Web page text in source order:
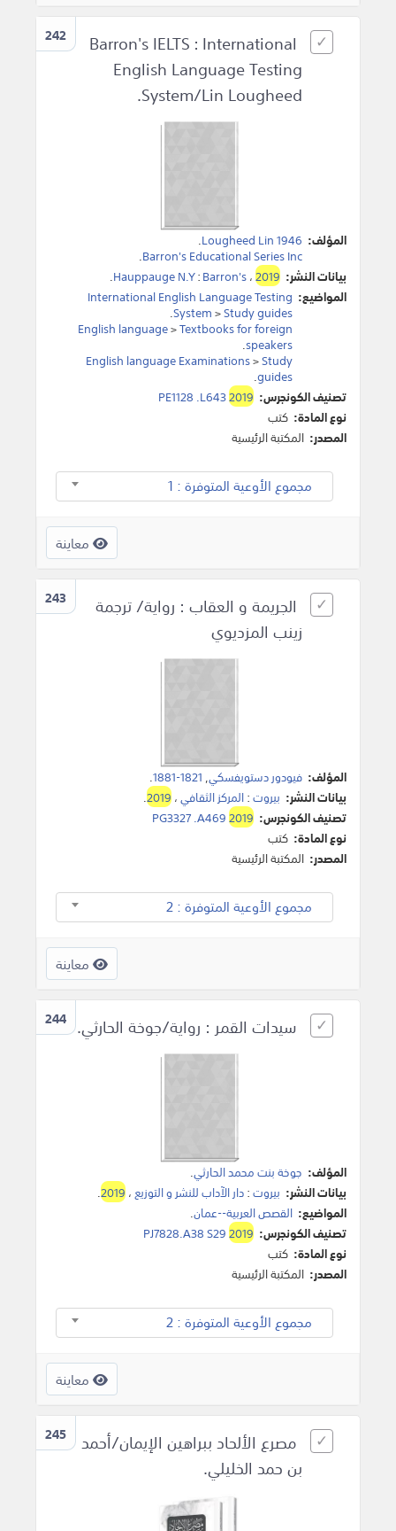
242
Barron's IELTS : International
English Language Testing
System/Lin Lougheed.
المؤلف: Lougheed Lin 1946
.
Barron's Educational Series Inc
.
بيانات النشر:
Hauppauge N.Y:Barron's،2019
.
المواضيع: International English Language Testing
System>Study guides
.
English language>Textbooks for foreign
speakers
.
English language Examinations>Study
guides
.
تصنيف الكونجرس:
PE1128 .L6432019
نوع المادة: كتب
المصدر: المكتبة الرئيسية
مجموع الأوعية المتوفرة : 1
معاينة
243
الجريمة و العقاب : رواية/ ترجمة
زينب المزديوي
المؤلف: فيودور دستويفسكي,
.
بيانات النشر: بيروت:المركز الثقافي،2019
.
تصنيف الكونجرس:
PG3327 .A4692019
نوع المادة: كتب
المصدر: المكتبة الرئيسية
مجموع الأوعية المتوفرة : 2
معاينة
244 سيدات القمر : رواية/جوخة الحارثي.
المؤلف: جوخة بنت محمد الحارثي.
بيانات النشر: بيروت:دار الآداب للنشر و التوزيع،2019
.
المواضيع: القصص العربية--عمان.
تصنيف الكونجرس:
PJ7828.A38 S292019
نوع المادة: كتب
المصدر: المكتبة الرئيسية
مجموع الأوعية المتوفرة : 2
معاينة
245
مصرع الألحاد ببراهين الإيمان/أحمد
بن حمد الخليلي.